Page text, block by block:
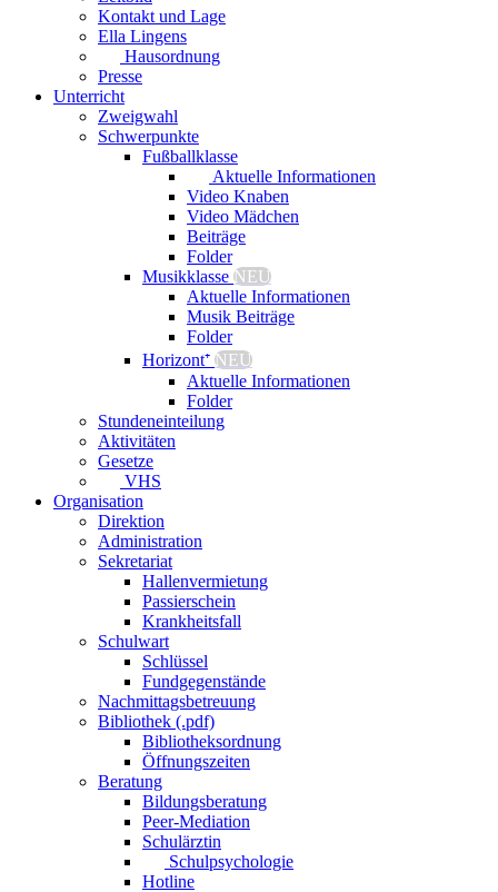
Kontakt und Lage
Ella Lingens
Hausordnung
Presse
Unterricht
Zweigwahl
Schwerpunkte
Fußballklasse
Aktuelle Informationen
Video Knaben
Video Mädchen
Beiträge
Folder
Musikklasse NEU
Aktuelle Informationen
Musik Beiträge
Folder
Horizont⁺ NEU
Aktuelle Informationen
Folder
Stundeneinteilung
Aktivitäten
Gesetze
VHS
Organisation
Direktion
Administration
Sekretariat
Hallenvermietung
Passierschein
Krankheitsfall
Schulwart
Schlüssel
Fundgegenstände
Nachmittagsbetreuung
Bibliothek (.pdf)
Bibliotheksordnung
Öffnungszeiten
Beratung
Bildungsberatung
Peer-Mediation
Schulärztin
Schulpsychologie
Hotline